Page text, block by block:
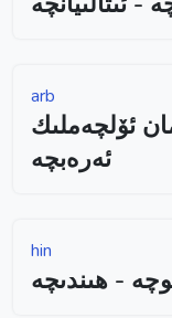
arb
ئۆلچەملىك
ئەرەبچە
hin
- ھىندىچە